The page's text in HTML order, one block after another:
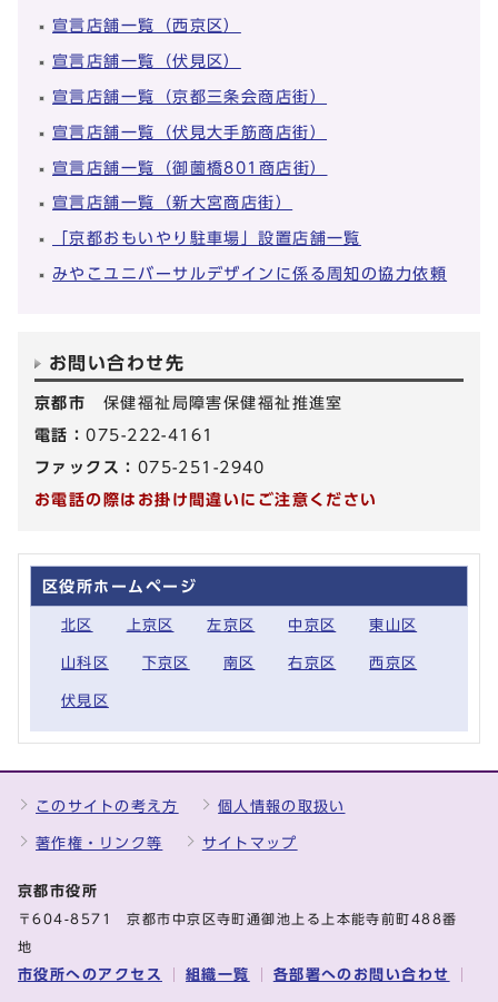
宣言店舗一覧（西京区）
宣言店舗一覧（伏見区）
宣言店舗一覧（京都三条会商店街）
宣言店舗一覧（伏見大手筋商店街）
宣言店舗一覧（御薗橋801商店街）
宣言店舗一覧（新大宮商店街）
「京都おもいやり駐車場」設置店舗一覧
みやこユニバーサルデザインに係る周知の協力依頼
お問い合わせ先
京都市 保健福祉局障害保健福祉推進室
電話：075-222-4161
ファックス： 075-251-2940
お電話の際はお掛け間違いにご注意ください
区役所ホームページ
北区 上京区 左京区 中京区 東山区
山科区 下京区 南区 右京区 西京区
伏見区
このサイトの考え方 個人情報の取扱い
著作権・リンク等 サイトマップ
京都市役所
〒604-8571 京都市中京区寺町通御池上る上本能寺前町488番
地
市役所へのアクセス 組織一覧 各部署へのお問い合わせ